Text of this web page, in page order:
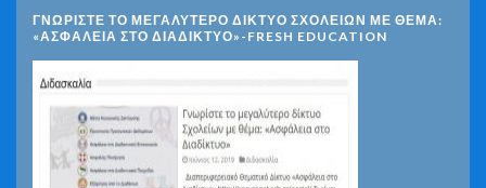
ΓΝΩΡΊΣΤΕ ΤΟ ΜΕΓΑΛΎΤΕΡΟ ΔΊΚΤΥΟ ΣΧΟΛΕΊΩΝ ΜΕ ΘΈΜΑ:
«ΑΣΦΆΛΕΙΑ ΣΤΟ ΔΙΑΔΊΚΤΥΟ»-FRESH EDUCATION